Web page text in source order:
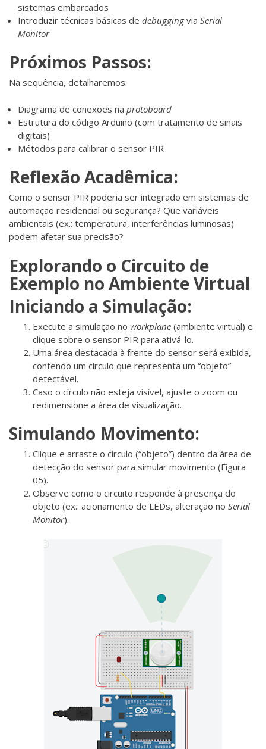
sistemas embarcados
Introduzir técnicas básicas de debuggingvia Serial
Monitor
Próximos Passos:
Na sequência, detalharemos:
Diagrama de conexões na protoboard
Estrutura do código Arduino (com tratamento de sinais
digitais)
Métodos para calibrar o sensor PIR
Reflexão Acadêmica:
Como o sensor PIR poderia ser integrado em sistemas de
automação residencial ou segurança? Que variáveis
ambientais (ex.: temperatura, interferências luminosas)
podem afetar sua precisão?
Explorando o Circuito de
Exemplo no Ambiente Virtual
Iniciando a Simulação:
Execute a simulação no workplane (ambiente virtual) e
clique sobre o sensor PIR para ativá-lo.
Uma área destacada à frente do sensor será exibida,
contendo um círculo que representa um “objeto”
detectável.
Caso o círculo não esteja visível, ajuste o zoom ou
redimensione a área de visualização.
Simulando Movimento:
Clique e arraste o círculo (“objeto”) dentro da área de
detecção do sensor para simular movimento (Figura
05).
Observe como o circuito responde à presença do
objeto (ex.: acionamento de LEDs, alteração no Serial
Monitor).